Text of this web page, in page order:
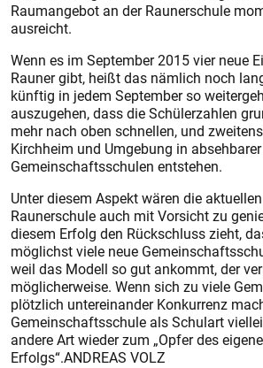
Raumangebot an der Raunerschule
ausreicht.
Wenn es im September 2015 vier neue
Rauner gibt, heißt das nämlich noch
künftig in jedem September so
auszugehen, dass die Schülerzahlen
mehr nach oben schnellen, und
Kirchheim und Umgebung in
Gemeinschaftsschulen entstehen.
Unter diesem Aspekt wären die
Rau­nerschule auch mit Vorsicht zu
diesem Erfolg den Rückschluss zieht,
möglichst viele neue
weil das Modell so gut ankommt, der
möglicherweise. Wenn sich zu viele
plötzlich untereinander Konkurrenz
Gemeinschaftsschule als Schulart
andere Art wieder zum „Opfer des
Erfolgs“.ANDREAS VOLZ